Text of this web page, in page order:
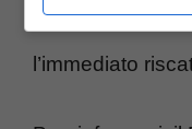
l’immediato